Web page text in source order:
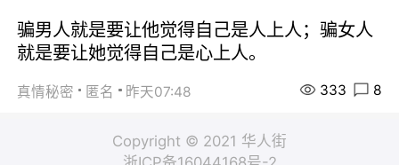
骗男人就是要让他觉得自己是人上人；骗女人
就是要让她觉得自己是心上人。
真情秘密 匿名 昨天07:48 333 8
Copyright © 2021 华人街